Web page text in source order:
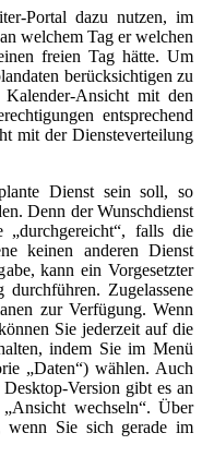
Portal dazu nutzen, im
welchem Tag er welchen
freien Tag hätte. Um
berücksichtigen zu
Ansicht mit den
entsprechend
mit der Diensteverteilung
Dienst sein soll, so
Denn der Wunschdienst
falls die
keinen anderen Dienst
kann ein Vorgesetzter
Zugelassene
zur Verfügung. Wenn
Sie jederzeit auf die
indem Sie im Menü
„Daten“) wählen. Auch
Version gibt es an
wechseln“. Über
wenn Sie sich gerade im